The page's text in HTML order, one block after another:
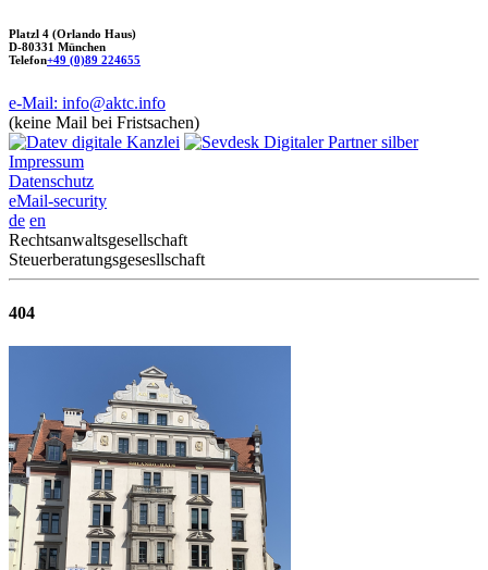
Platzl 4 (Orlando Haus)
D-80331 München
Telefon+49 (0)89 224655
e-Mail: info@aktc.info
(keine Mail bei Fristsachen)
Impressum
Datenschutz
eMail-security
de en
Rechtsanwaltsgesellschaft
Steuerberatungsgesesllschaft
404